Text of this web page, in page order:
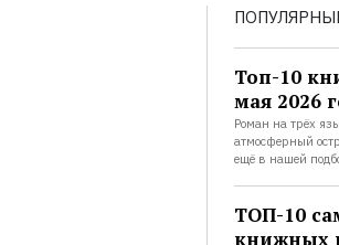
Топ-10
мая 2026
Роман на трёх
атмосферный
ещё в нашей
ТОП-10
книжных